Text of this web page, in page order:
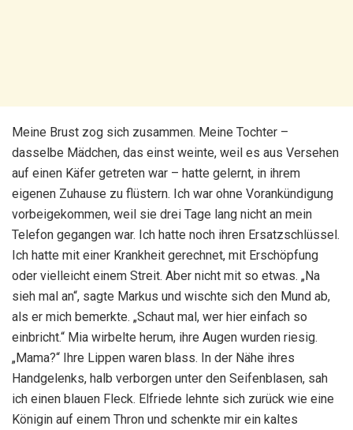
Meine Brust zog sich zusammen. Meine Tochter –
dasselbe Mädchen, das einst weinte, weil es aus Versehen
auf einen Käfer getreten war – hatte gelernt, in ihrem
eigenen Zuhause zu flüstern. Ich war ohne Vorankündigung
vorbeigekommen, weil sie drei Tage lang nicht an mein
Telefon gegangen war. Ich hatte noch ihren Ersatzschlüssel.
Ich hatte mit einer Krankheit gerechnet, mit Erschöpfung
oder vielleicht einem Streit. Aber nicht mit so etwas. „Na
sieh mal an“, sagte Markus und wischte sich den Mund ab,
als er mich bemerkte. „Schaut mal, wer hier einfach so
einbricht.“ Mia wirbelte herum, ihre Augen wurden riesig.
„Mama?“ Ihre Lippen waren blass. In der Nähe ihres
Handgelenks, halb verborgen unter den Seifenblasen, sah
ich einen blauen Fleck. Elfriede lehnte sich zurück wie eine
Königin auf einem Thron und schenkte mir ein kaltes